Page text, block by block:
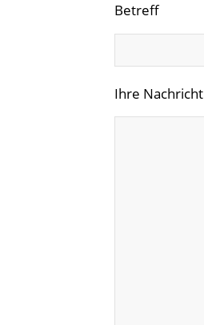
Betreff
Ihre Nachricht